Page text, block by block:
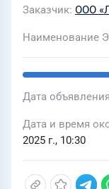
Заказчик ООО
Наименование
Дата объявления
Дата и время
2025 г., 10:30